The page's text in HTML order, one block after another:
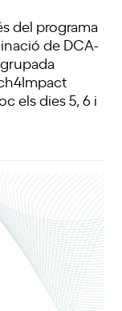
del programa
de DCA-
els dies 5, 6 i